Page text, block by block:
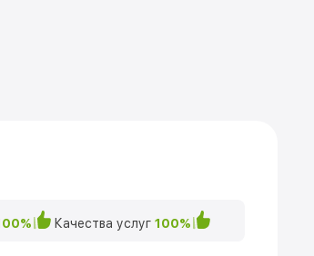
Качества услуг 100%